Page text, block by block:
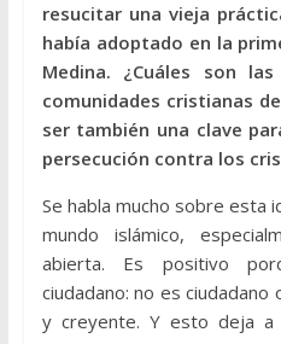
resucitar una vieja
había adoptado en la
Medina. ¿Cuáles son
comunidades cristianas
ser también una clave
persecución contra los
Se habla mucho sobre esta
mundo islámico,
abierta. Es positivo
ciudadano: no es
y creyente. Y esto deja